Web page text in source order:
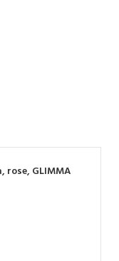
rose, GLIMMA